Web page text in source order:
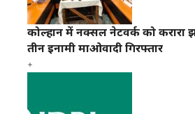
कोल्हान में नक्सल नेटवर्क को
तीन इनामी माओवादी गिरफ्तार